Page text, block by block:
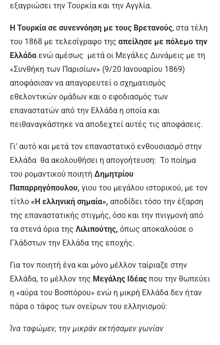
εξαγριώσει την Τουρκία και την Αγγλία.
Η Τουρκία σε συνεννόηση με τους Βρετανούς, στα τέλη
του 1868 με τελεσίγραφο της απείλησε με πόλεμο την
Ελλάδα ενώ αμέσως μετά οι Μεγάλες Δυνάμεις με τη
«Συνθήκη των Παρισίων» (9/20 Ιανουαρίου 1869)
αποφάσισαν να απαγορευτεί ο σχηματισμός
εθελοντικών ομάδων και ο εφοδιασμός των
επαναστατών από την Ελλάδα η οποία και
πειθαναγκάστηκε να αποδεχτεί αυτές τις αποφάσεις.
Γι’ αυτό και μετά τον επαναστατικό ενθουσιασμό στην
Ελλάδα θα ακολουθήσει η απογοήτευση: Το ποίημα
του ρομαντικού ποιητή Δημητρίου
Παπαρρηγόπουλου, γιου του μεγάλου ιστορικού, με τον
τίτλο «Η ελληνική σημαία», αποδίδει τόσο την έξαρση
της επαναστατικής στιγμής, όσο και την πνιγμονή από
τα στενά όρια της Λιλιπούτης, όπως αποκαλούσε ο
Γλάδστων την Ελλάδα της εποχής.
Για τον ποιητή ένα και μόνο μέλλον ταίριαζε στην
Ελλάδα, το μέλλον της Μεγάλης Ιδέας που την θωπεύει
η «αύρα του Βοσπόρου» ενώ η μικρή Ελλάδα δεν ήταν
πάρα ο τάφος των ονείρων του ελληνισμού:
Ίνα ταφώμεν, την μικράν εκτήσαμεν γωνίαν